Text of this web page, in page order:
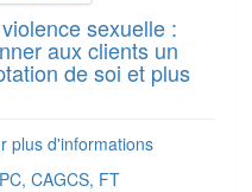
sexuelle :
aux clients un
de soi et plus
plus d'informations
CAGCS, FT